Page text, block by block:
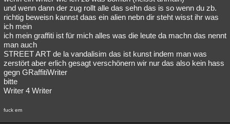
und wenn dann der zug rollt alle das sehn das is so wenn du zb.
richtig beweisn kannst daas ein alien nebn dir steht wisst ihr was
ich mein
ich mein graffiti ist für mich alles was die leute da machn das nennt
man auch
STREET ART de la vandalisim das ist kunst indem man was
zerstört aber erlich gesagt verschönern wir nur das also kein hass
gegn GRaffitiWriter
bitte
Writer 4 Writer
fuck em